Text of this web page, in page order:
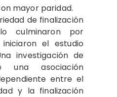
mayor paridad.
de finalización
culminaron por
el estudio
investigación de
una asociación
entre el
y la finalización